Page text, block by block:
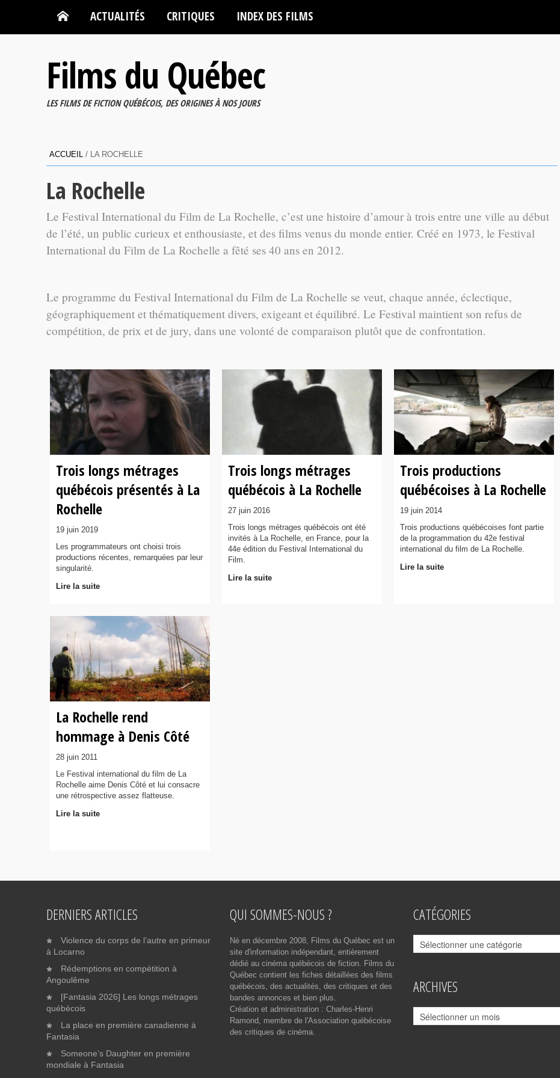
ACTUALITÉS CRITIQUES INDEX DES FILMS
Films du Québec
LES FILMS DE FICTION QUÉBÉCOIS, DES ORIGINES À NOS JOURS
ACCUEIL / LA ROCHELLE
La Rochelle
Le Festival International du Film de La Rochelle, c’est une histoire d’amour à trois entre une ville au début
de l’été, un public curieux et enthousiaste, et des films venus du monde entier. Créé en 1973, le Festival
International du Film de La Rochelle a fêté ses 40 ans en 2012.
Le programme du Festival International du Film de La Rochelle se veut, chaque année, éclectique,
géographiquement et thématiquement divers, exigeant et équilibré. Le Festival maintient son refus de
compétition, de prix et de jury, dans une volonté de comparaison plutôt que de confrontation.
Trois longs métrages
québécois présentés à La
Rochelle
19 juin 2019
Les programmateurs ont choisi trois
productions récentes, remarquées par leur
singularité.
Lire la suite
Trois longs métrages
québécois à La Rochelle
27 juin 2016
Trois longs métrages québécois ont été
invités à La Rochelle, en France, pour la
44e édition du Festival International du
Film.
Lire la suite
Trois productions
québécoises à La Rochelle
19 juin 2014
Trois productions québécoises font partie
de la programmation du 42e festival
international du film de La Rochelle.
Lire la suite
La Rochelle rend
hommage à Denis Côté
28 juin 2011
Le Festival international du film de La
Rochelle aime Denis Côté et lui consacre
une rétrospective assez flatteuse.
Lire la suite
DERNIERS ARTICLES
Violence du corps de l’autre en primeur
à Locarno
Rédemptions en compétition à
Angoulême
[Fantasia 2026] Les longs métrages
québécois
La place en première canadienne à
Fantasia
Someone’s Daughter en première
mondiale à Fantasia
QUI SOMMES-NOUS ?
Né en décembre 2008, Films du Québec est un
site d'information indépendant, entièrement
dédié au cinéma québécois de fiction. Films du
Québec contient les fiches détaillées des films
québécois, des actualités, des critiques et des
bandes annonces et bien plus.
Création et administration : Charles-Henri
Ramond, membre de l'Association québécoise
des critiques de cinéma.
CATÉGORIES
Catégories
ARCHIVES
Archives